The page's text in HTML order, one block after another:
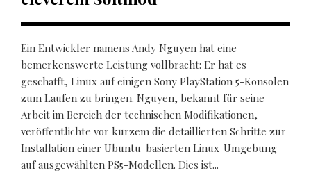
Ein Entwickler namens Andy Nguyen hat eine
bemerkenswerte Leistung vollbracht: Er hat es
geschafft, Linux auf einigen Sony PlayStation 5-Konsolen
zum Laufen zu bringen. Nguyen, bekannt für seine
Arbeit im Bereich der technischen Modifikationen,
veröffentlichte vor kurzem die detaillierten Schritte zur
Installation einer Ubuntu-basierten Linux-Umgebung
auf ausgewählten PS5-Modellen. Dies ist...